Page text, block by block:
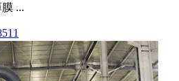
...